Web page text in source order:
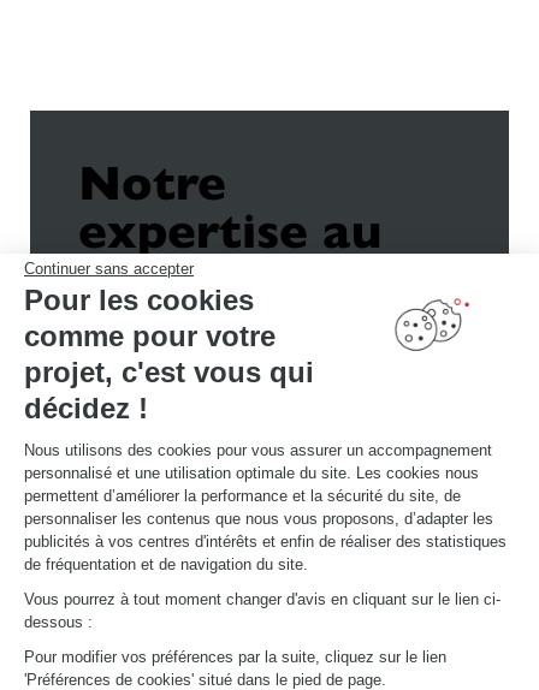
Continuer sans accepter
Pour les cookies
comme pour votre
projet, c'est vous qui
décidez !
Nous utilisons des cookies pour vous assurer un accompagnement
personnalisé et une utilisation optimale du site. Les cookies nous
permettent d’améliorer la performance et la sécurité du site, de
personnaliser les contenus que nous vous proposons, d’adapter les
publicités à vos centres d'intérêts et enfin de réaliser des statistiques
de fréquentation et de navigation du site.
Vous pourrez à tout moment changer d'avis en cliquant sur le lien ci-
dessous :
Pour modifier vos préférences par la suite, cliquez sur le lien
'Préférences de cookies' situé dans le pied de page.
Notre
expertise au
service des
pros
Chez Schmidt, nous savons que chaque espace professionnel est une
signature. Premier fabricant français* de meubles de cuisine depuis plus de 65
ans, nous mettons notre savoir-faire industriel au service du sur-mesure, au
millimètre près, pour concevoir des espaces aussi fonctionnels
qu’esthétiques.
DÉCOUVRIR L’EXPERTISE POUR LES PROS